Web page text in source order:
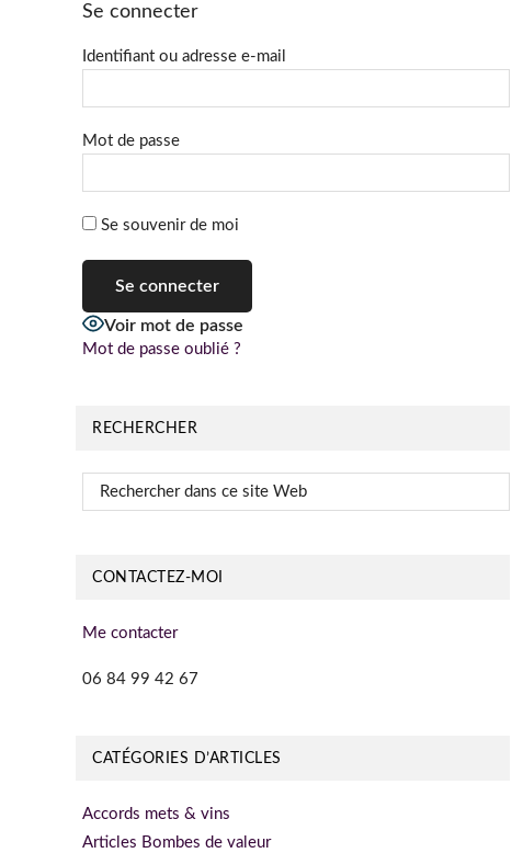
Se connecter
Identifiant ou adresse e-mail
Mot de passe
Se souvenir de moi
Voir mot de passe
Mot de passe oublié ?
RECHERCHER
Rechercher
dans
Web
CONTACTEZ-MOI
Me contacter
06 84 99 42 67
CATÉGORIES D’ARTICLES
Accords mets & vins
Articles Bombes de valeur